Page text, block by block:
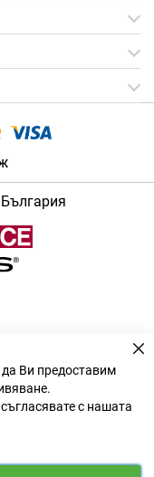
y
Ви предоставим
с нашата